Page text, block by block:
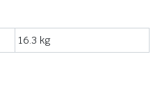
16.3 kg